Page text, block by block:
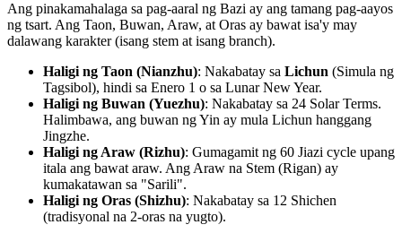
Ang pinakamahalaga sa pag-aaral ng Bazi ay ang tamang pag-aayos
ng tsart. Ang Taon, Buwan, Araw, at Oras ay bawat isa'y may
dalawang karakter (isang stem at isang branch).
Haligi ng Taon (Nianzhu): Nakabatay sa Lichun (Simula ng
Tagsibol), hindi sa Enero 1 o sa Lunar New Year.
Haligi ng Buwan (Yuezhu): Nakabatay sa 24 Solar Terms.
Halimbawa, ang buwan ng Yin ay mula Lichun hanggang
Jingzhe.
Haligi ng Araw (Rizhu): Gumagamit ng 60 Jiazi cycle upang
itala ang bawat araw. Ang Araw na Stem (Rigan) ay
kumakatawan sa "Sarili".
Haligi ng Oras (Shizhu): Nakabatay sa 12 Shichen
(tradisyonal na 2-oras na yugto).